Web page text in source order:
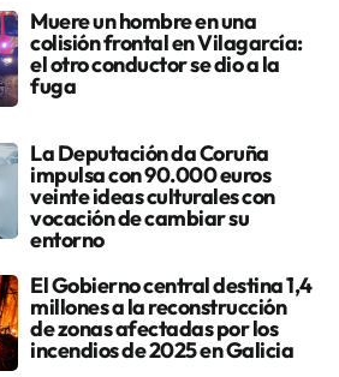
Muere un hombre en una
colisión frontal en Vilagarcía:
el otro conductor se dio a la
fuga
La Deputación da Coruña
impulsa con 90.000 euros
veinte ideas culturales con
vocación de cambiar su
entorno
El Gobierno central destina 1,4
millones a la reconstrucción
de zonas afectadas por los
incendios de 2025 en Galicia